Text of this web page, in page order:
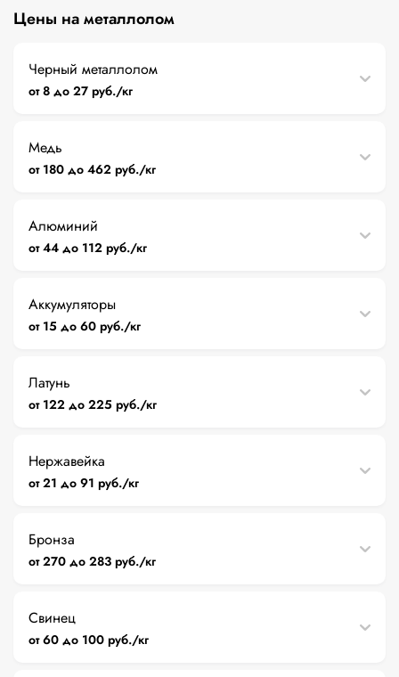
Цены на металлолом
Черный металлолом
от 8 до 27 руб./кг
Медь
от 180 до 462 руб./кг
Алюминий
от 44 до 112 руб./кг
Аккумуляторы
от 15 до 60 руб./кг
Латунь
от 122 до 225 руб./кг
Нержавейка
от 21 до 91 руб./кг
Бронза
от 270 до 283 руб./кг
Свинец
от 60 до 100 руб./кг